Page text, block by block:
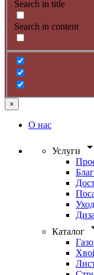
Search in title
Search in content
×
О нас
Услуги arrow_drop_down
Уход
Каталог